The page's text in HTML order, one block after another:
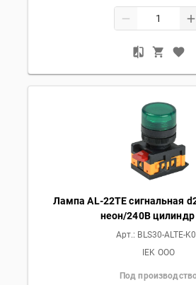
Лампа AL-22TE сигнальная
неон/240В
Арт.: BLS30-ALTE-
IEK OOO
Под